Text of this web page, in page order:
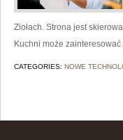
Ziołach. Strona jest
Kuchni może zainteresować
CATEGORIES: NOWE